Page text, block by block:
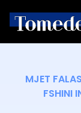
MJET
FSHINI